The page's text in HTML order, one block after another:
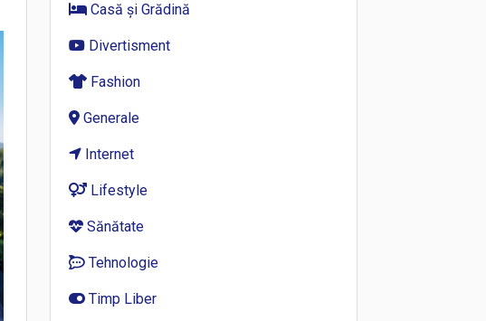
Casă și Grădină
Divertisment
Fashion
Generale
Internet
Lifestyle
Sănătate
Tehnologie
Timp Liber